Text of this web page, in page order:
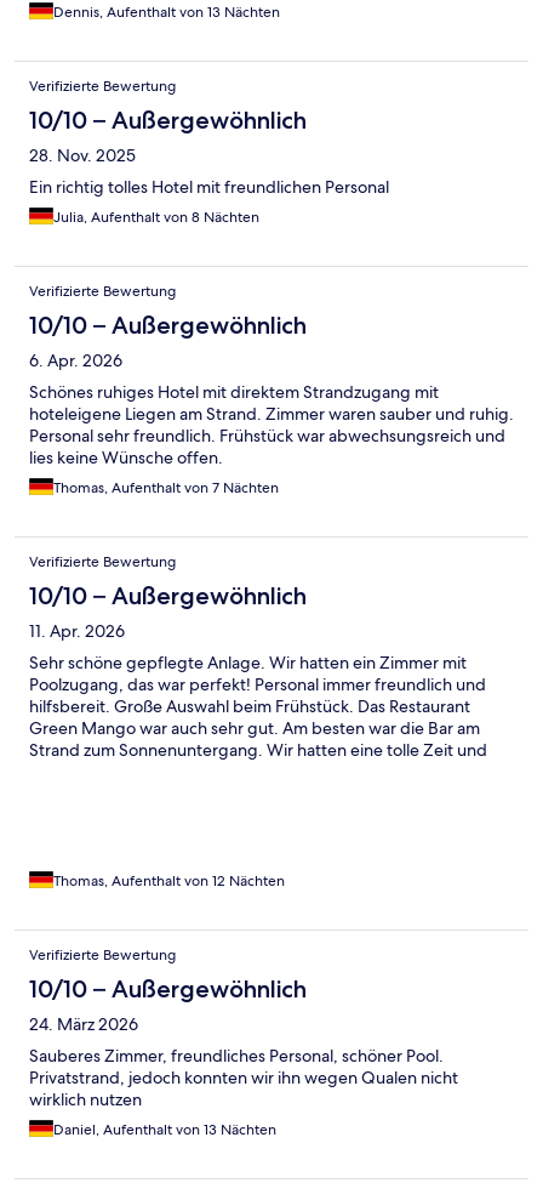
Dennis, Aufenthalt von 13 Nächten
Verifizierte Bewertung
10/10 – Außergewöhnlich
28. Nov. 2025
Ein richtig tolles Hotel mit freundlichen Personal
Julia, Aufenthalt von 8 Nächten
Verifizierte Bewertung
10/10 – Außergewöhnlich
6. Apr. 2026
Schönes ruhiges Hotel mit direktem Strandzugang mit
hoteleigene Liegen am Strand. Zimmer waren sauber und ruhig.
Personal sehr freundlich. Frühstück war abwechsungsreich und
lies keine Wünsche offen.
Thomas, Aufenthalt von 7 Nächten
Verifizierte Bewertung
10/10 – Außergewöhnlich
11. Apr. 2026
Sehr schöne gepflegte Anlage. Wir hatten ein Zimmer mit
Poolzugang, das war perfekt! Personal immer freundlich und
hilfsbereit. Große Auswahl beim Frühstück. Das Restaurant
Green Mango war auch sehr gut. Am besten war die Bar am
Strand zum Sonnenuntergang. Wir hatten eine tolle Zeit und
Thomas, Aufenthalt von 12 Nächten
Verifizierte Bewertung
10/10 – Außergewöhnlich
24. März 2026
Sauberes Zimmer, freundliches Personal, schöner Pool.
Privatstrand, jedoch konnten wir ihn wegen Qualen nicht
wirklich nutzen
Daniel, Aufenthalt von 13 Nächten